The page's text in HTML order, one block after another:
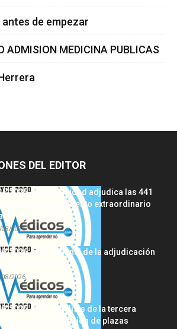
de empezar
ADMISION MEDICINA PUBLICAS
DEL EDITOR
2025-2026: Sanidad adjudica las 441
del procedimiento extraordinario
08/2026
2026: análisis final de la adjudicación
plazas y claves...
08/2026
2025-2026: análisis de la tercera
de adjudicación de plazas